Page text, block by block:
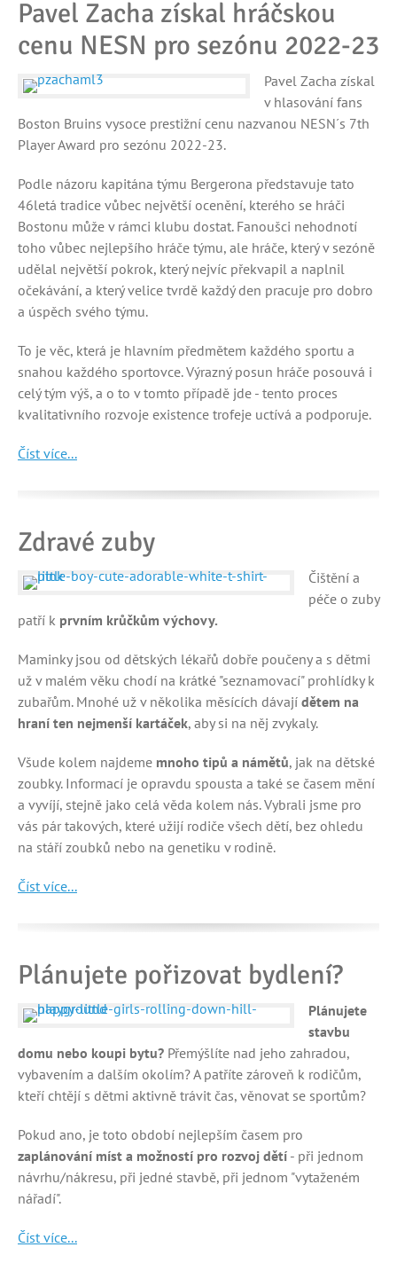
Pavel Zacha získal hráčskou
cenu NESN pro sezónu 2022-23
Pavel Zacha získal
v hlasování fans
Boston Bruins vysoce prestižní cenu nazvanou NESN´s 7th
Player Award pro sezónu 2022-23.
Podle názoru kapitána týmu Bergerona představuje tato
46letá tradice vůbec největší ocenění, kterého se hráči
Bostonu může v rámci klubu dostat. Fanoušci nehodnotí
toho vůbec nejlepšího hráče týmu, ale hráče, který v sezóně
udělal největší pokrok, který nejvíc překvapil a naplnil
očekávání, a který velice tvrdě každý den pracuje pro dobro
a úspěch svého týmu.
To je věc, která je hlavním předmětem každého sportu a
snahou každého sportovce. Výrazný posun hráče posouvá i
celý tým výš, a o to v tomto případě jde - tento proces
kvalitativního rozvoje existence trofeje uctívá a podporuje.
Číst více...
Zdravé zuby
Čištění a
péče o zuby
patří k prvním krůčkům výchovy.
Maminky jsou od dětských lékařů dobře poučeny a s dětmi
už v malém věku chodí na krátké "seznamovací" prohlídky k
zubařům. Mnohé už v několika měsících dávají dětem na
hraní ten nejmenší kartáček, aby si na něj zvykaly.
Všude kolem najdeme mnoho tipů a námětů, jak na dětské
zoubky. Informací je opravdu spousta a také se časem mění
a vyvíjí, stejně jako celá věda kolem nás. Vybrali jsme pro
vás pár takových, které užijí rodiče všech dětí, bez ohledu
na stáří zoubků nebo na genetiku v rodině.
Číst více...
Plánujete pořizovat bydlení?
Plánujete
stavbu
domu nebo koupi bytu? Přemýšlíte nad jeho zahradou,
vybavením a dalším okolím? A patříte zároveň k rodičům,
kteří chtějí s dětmi aktivně trávit čas, věnovat se sportům?
Pokud ano, je toto období nejlepším časem pro
zaplánování míst a možností pro rozvoj dětí - při jednom
návrhu/nákresu, při jedné stavbě, při jednom "vytaženém
nářadí".
Číst více...